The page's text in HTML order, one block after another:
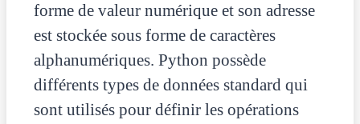
forme de valeur numérique et son adresse
est stockée sous forme de caractères
alphanumériques. Python possède
différents types de données standard qui
sont utilisés pour définir les opérations